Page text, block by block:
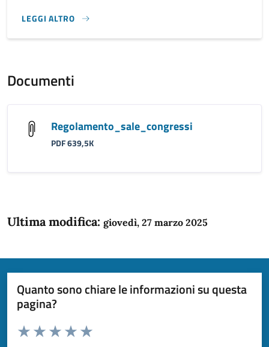
LEGGI ALTRO
}
Documenti
Regolamento_sale_congressi
PDF 639,5K
Ultima modifica: giovedì, 27 marzo 2025
Quanto sono chiare le informazioni su questa
pagina?
Domanda
Valuta da 1 a 5 stelle la pagina